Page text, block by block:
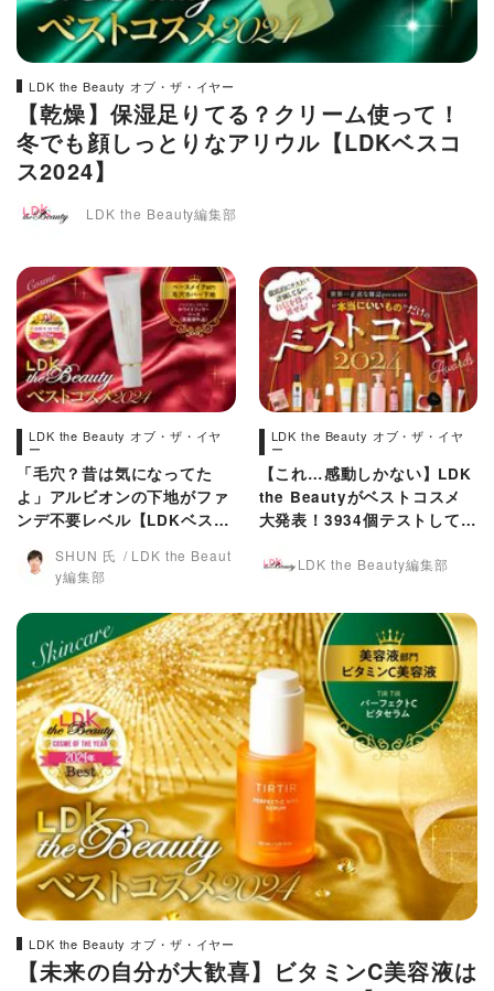
LDK the Beauty オブ・ザ・イヤー
【乾燥】保湿足りてる？クリーム使って！
冬でも顔しっとりなアリウル【LDKベスコ
ス2024】
LDK the Beauty編集部
LDK the Beauty オブ・ザ・イヤ
ー
「毛穴？昔は気になってた
よ」アルビオンの下地がファ
ンデ不要レベル【LDKベスコ
SHUN 氏
LDK the Beaut
y編集部
LDK the Beauty オブ・ザ・イヤ
ー
【これ…感動しかない】LDK
the Beautyがベストコスメ
大発表！3934個テストして見
LDK the Beauty編集部
LDK the Beauty オブ・ザ・イヤー
【未来の自分が大歓喜】ビタミンC美容液は